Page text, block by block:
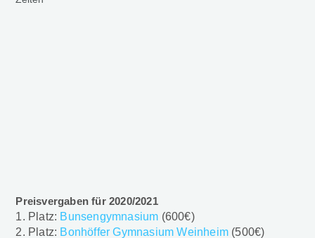
Preisvergaben für 2020/2021
1. Platz: Bunsengymnasium (600€)
2. Platz: Bonhöffer Gymnasium Weinheim (500€)